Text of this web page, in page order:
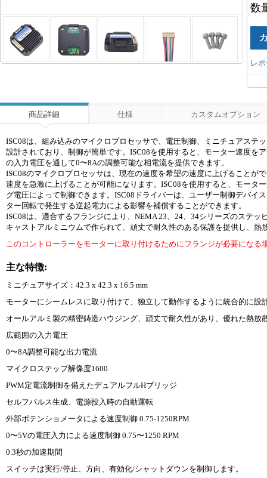
数
レ
商品詳細 仕様 カスタムオプション
ISC08は、組み込みのマイクロプロセッサで、電圧制御、ミニチュアステ
設計されており、制御が簡単です。ISC08を使用すると、モーター速度を
の入力電圧を通して0〜8Aの調整可能な相電流を提供できます。
ISC08のマイクロプロセッサは、現在の速度を希望の速度に上げることが
速度を急激に上げることが可能になります。ISC08を使用すると、モータ
グ電圧によって制御できます。ISC08ドライバーは、ユーザー制御デバイ
ター回転で発生する逆起電力による影響を補償することができます。
ISC08は、適合するフランジにより、NEMA 23、24、34シリーズのステ
キャストアルミニウムで作られて、頑丈で耐久性のある保護を提供し、熱
このコントローラーをモーターに取り付けるためにフランジが必要になる
主な特徴:
ミニチュアサイズ：42.3 x 42.3 x 16.5 mm
モーターにシームレスに取り付けて、独立して動作するように統合的に設
オールアルミ製の精密鋳造ハウジング、頑丈で耐久性があり、優れた熱放
広範囲の入力電圧
0〜8A調整可能な出力電流
マイクロステップ解像度1600
PWM定電流制御を備えたデュアルフルHブリッジ
セルフパルス生成、電源投入時の自動運転
外部ポテンショメータによる速度制御 0.75-1250RPM
0〜5Vの電圧入力による速度制御 0.75〜1250 RPM
0.3秒の加速期間
スイッチは実行/停止、方向、有効化/シャットダウンを制御します。